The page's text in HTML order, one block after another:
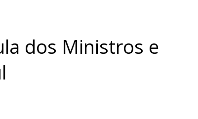
dos Ministros e